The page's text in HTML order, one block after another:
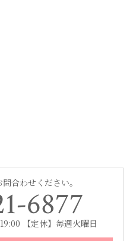
合わせください。
6877
【定休】毎週火曜日